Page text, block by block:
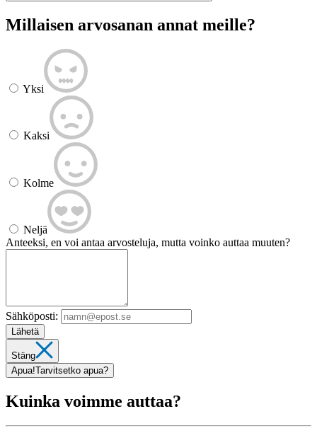
Millaisen arvosanan annat meille?
Yksi
Kaksi
Kolme
Neljä
Anteeksi, en voi antaa arvosteluja, mutta voinko auttaa muuten?
Sähköposti:
Lähetä
Stäng
Apua!Tarvitsetko apua?
Kuinka voimme auttaa?